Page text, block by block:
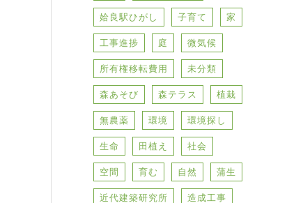
姶良駅ひがし 子育て 家
工事進捗 庭 微気候
所有権移転費用 未分類
森あそび 森テラス 植栽
無農薬 環境 環境探し
生命 田植え 社会
空間 育む 自然 蒲生
近代建築研究所 造成工事